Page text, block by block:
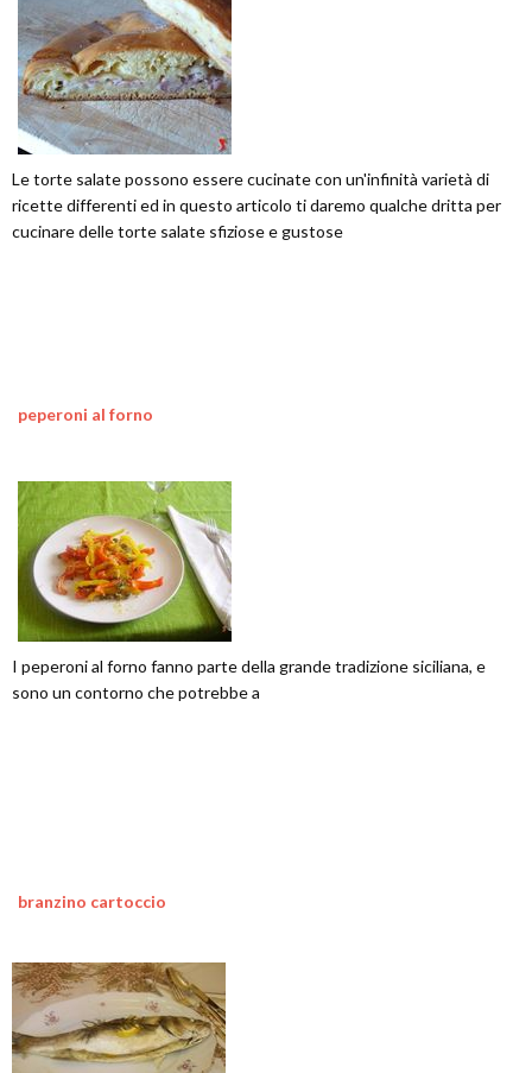
Le torte salate possono essere cucinate con un'infinità varietà di
ricette differenti ed in questo articolo ti daremo qualche dritta per
cucinare delle torte salate sfiziose e gustose
peperoni al forno
I peperoni al forno fanno parte della grande tradizione siciliana, e
sono un contorno che potrebbe a
branzino cartoccio